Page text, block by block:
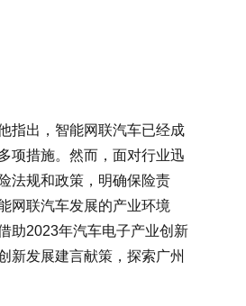
指出，智能网联汽车已经成
项措施。然而，面对行业迅
法规和政策，明确保险责
网联汽车发展的产业环境
助2023年汽车电子产业创新
新发展建言献策，探索广州